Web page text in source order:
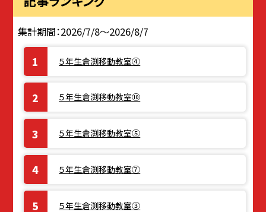
集計期間：2026/7/8～2026/8/7
５年生倉渕移動教室④
５年生倉渕移動教室⑩
５年生倉渕移動教室⑤
５年生倉渕移動教室⑦
５年生倉渕移動教室③